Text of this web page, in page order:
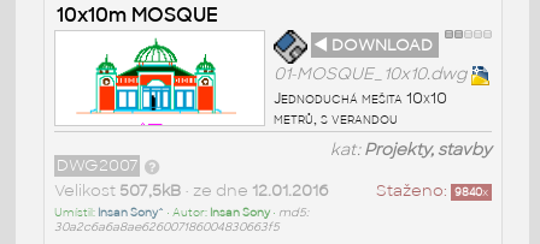
10x10m MOSQUE
◄ DOWNLOAD
01-MOSQUE_10x10.dwg
Jednoduchá mešita 10x10
metrů, s verandou
kat:Projekty, stavby
DWG2007
Staženo: 9840x
Velikost 507,5kB• ze dne 12.01.2016
Umístil: Insan Sony^ • Autor: Insan Sony• md5:
30a2c6a6a8ae626007186004830663f5